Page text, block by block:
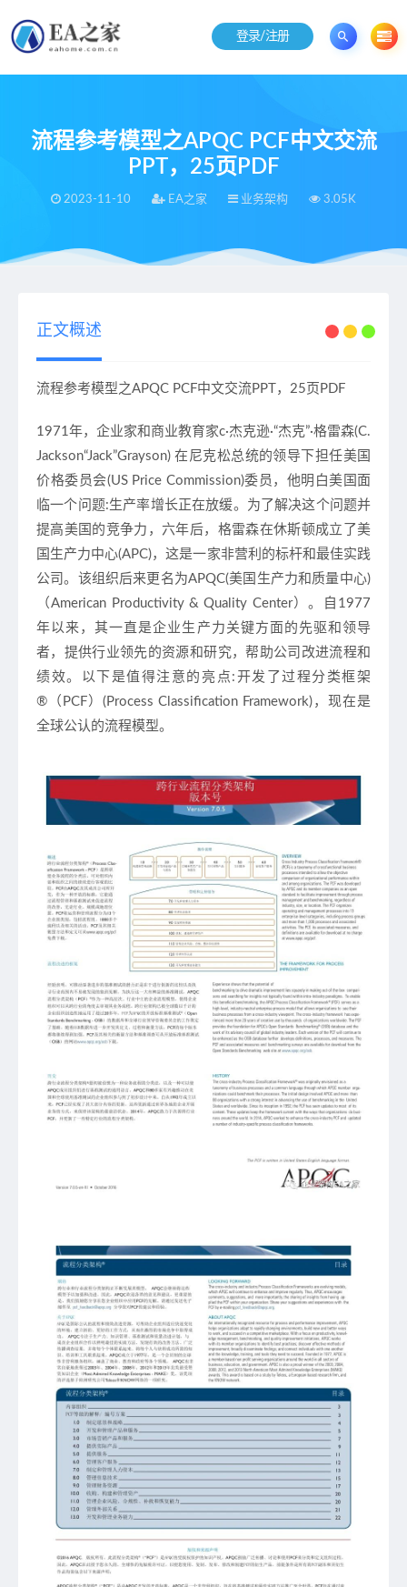
登录/注册
流程参考模型之APQC PCF中文交流
PPT，25页PDF
2023-11-10 EA之家 业务架构 3.05K
当前位置：EA之家 流程参考模型之APQC PCF中文交流PPT，25页PDF
正文概述
流程参考模型之APQC PCF中文交流PPT，25页PDF
1971年，企业家和商业教育家c·杰克逊·“杰克”·格雷森(C.
Jackson“Jack”Grayson) 在尼克松总统的领导下担任美国
价格委员会(US Price Commission)委员，他明白美国面
临一个问题:生产率增长正在放缓。为了解决这个问题并
提高美国的竞争力，六年后，格雷森在休斯顿成立了美
国生产力中心(APC)，这是一家非营利的标杆和最佳实践
公司。该组织后来更名为APQC(美国生产力和质量中心)
（American Productivity & Quality Center）。自1977
年以来，其一直是企业生产力关键方面的先驱和领导
者，提供行业领先的资源和研究，帮助公司改进流程和
绩效。以下是值得注意的亮点:开发了过程分类框架
®（PCF）(Process Classification Framework)，现在是
全球公认的流程模型。